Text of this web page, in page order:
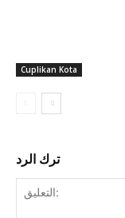
Cuplikan Kota
ترك الرد